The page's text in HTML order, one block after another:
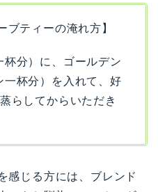
ブティーの淹れ方】
分）に、ゴールデン
一杯分）を入れて、好
らしてからいただき
感じる方には、ブレンド